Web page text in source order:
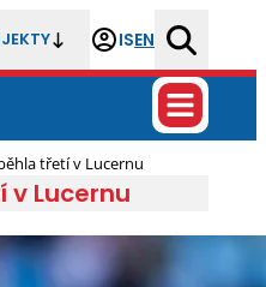
ISEN
třetí v Lucernu
Lucernu